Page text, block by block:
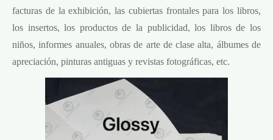
facturas de la exhibición, las cubiertas frontales para los libros,
los insertos, los productos de la publicidad, los libros de los
niños, informes anuales, obras de arte de clase alta, álbumes de
apreciación, pinturas antiguas y revistas fotográficas, etc.